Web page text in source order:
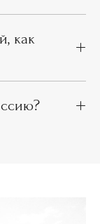
как